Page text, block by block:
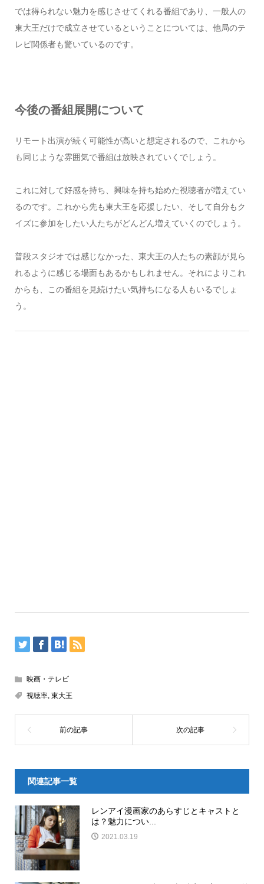
では得られない魅力を感じさせてくれる番組であり、一般人の
東大王だけで成立させているということについては、他局のテ
レビ関係者も驚いているのです。
今後の番組展開について
リモート出演が続く可能性が高いと想定されるので、これから
も同じような雰囲気で番組は放映されていくでしょう。
これに対して好感を持ち、興味を持ち始めた視聴者が増えてい
るのです。これから先も東大王を応援したい、そして自分もク
イズに参加をしたい人たちがどんどん増えていくのでしょう。
普段スタジオでは感じなかった、東大王の人たちの素顔が見ら
れるように感じる場面もあるかもしれません。それによりこれ
からも、この番組を見続けたい気持ちになる人もいるでしょ
う。
映画・テレビ
視聴率, 東大王
関連記事一覧
レンアイ漫画家のあらすじとキャストと
は？魅力につい...
2021.03.19